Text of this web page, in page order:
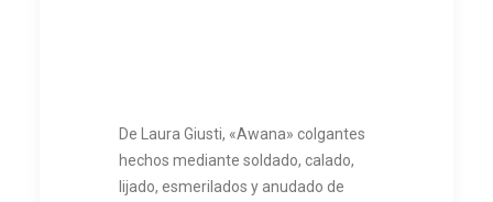
De Laura Giusti, «Awana» colgantes
hechos mediante soldado, calado,
lijado, esmerilados y anudado de